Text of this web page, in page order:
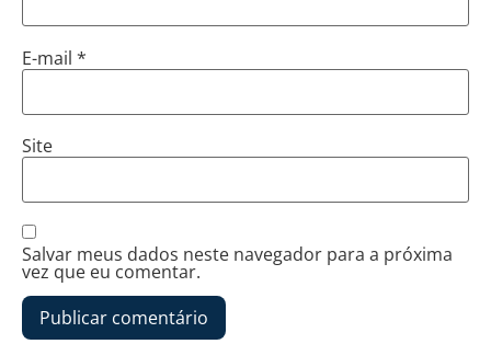
E-mail *
Site
Salvar meus dados neste navegador para a próxima
vez que eu comentar.